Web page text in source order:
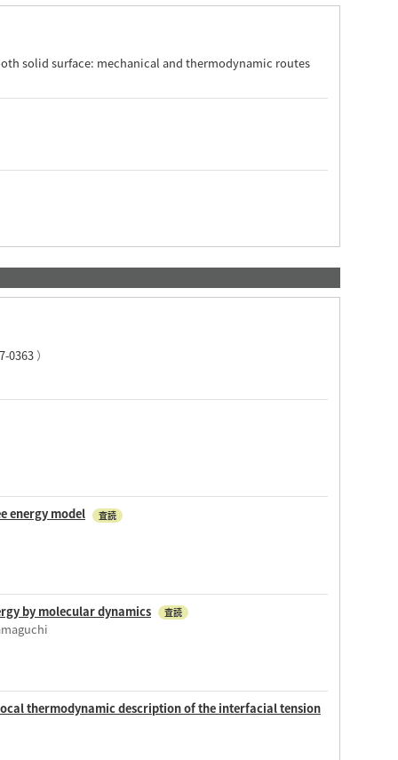
solid surface: mechanical and thermodynamic routes
0363）
energy model 査読
by molecular dynamics 査読
thermodynamic description of the interfacial tension